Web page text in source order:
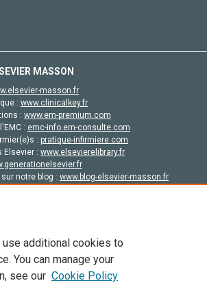
MASSON
masson.fr
: www.clinicalkey.fr
: www.em-premium.com
: emc-info.em-consulte.com
: pratique-infirmiere.com
Elsevier : www.elsevierelibrary.fr
notre blog : www.blog-elsevier-masson.fr
et ses contributeurs. Tout les droits sont réservés,
en libre accès, les conditions de licence
additional cookies to
You can manage your
see our Cookie Policy